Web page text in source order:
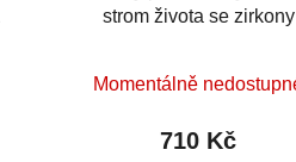
strom života se zirkony
hodnocení
produktu
Momentálně
710 Kč